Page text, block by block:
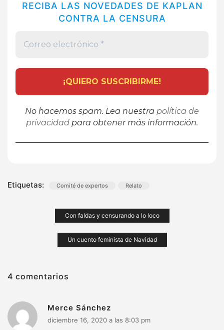
RECIBA LAS NOVEDADES DE KAPLAN
CONTRA LA CENSURA
No hacemos spam. Lea nuestra política de
privacidad para obtener más información.
Etiquetas: Comité de expertos Relato
NavegaciónCon faldas y censurando a lo loco
Un cuento feminista de Navidad
4 comentarios
Merce Sánchez
diciembre 16, 2020 a las 8:03 pm